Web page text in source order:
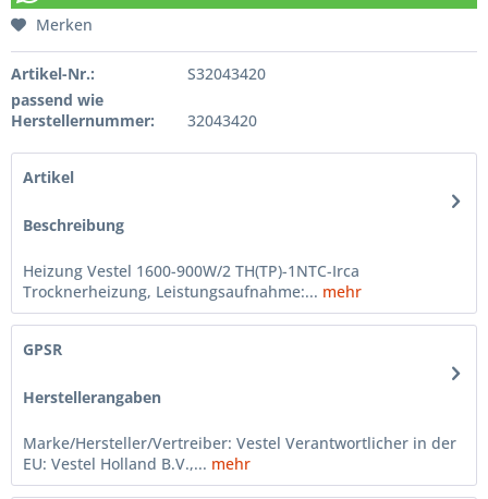
Merken
Artikel-Nr.:
S32043420
passend wie
Herstellernummer:
32043420
Artikel
Beschreibung
Heizung Vestel 1600-900W/2 TH(TP)-1NTC-Irca
Trocknerheizung, Leistungsaufnahme:... mehr
GPSR
Herstellerangaben
Marke/Hersteller/Vertreiber: Vestel Verantwortlicher in der
EU: Vestel Holland B.V.,... mehr